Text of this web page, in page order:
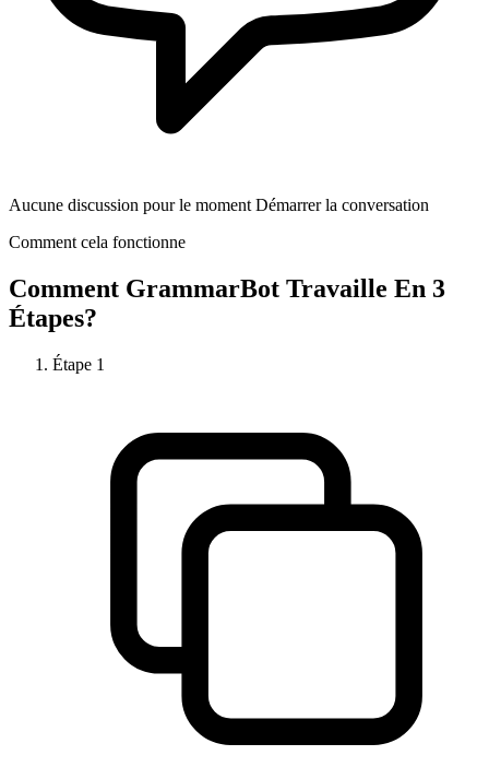
Aucune discussion pour le moment Démarrer la conversation
Comment cela fonctionne
Comment GrammarBot Travaille En 3
Étapes?
Étape 1